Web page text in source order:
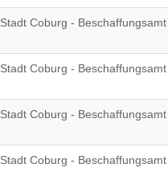
Stadt Coburg - Beschaffungsamt
Stadt Coburg - Beschaffungsamt
Stadt Coburg - Beschaffungsamt
Stadt Coburg - Beschaffungsamt